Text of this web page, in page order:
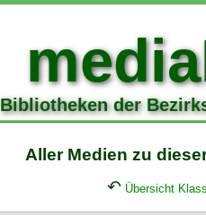
Bibliotheken der
Aller Medien zu
↶ Übersicht